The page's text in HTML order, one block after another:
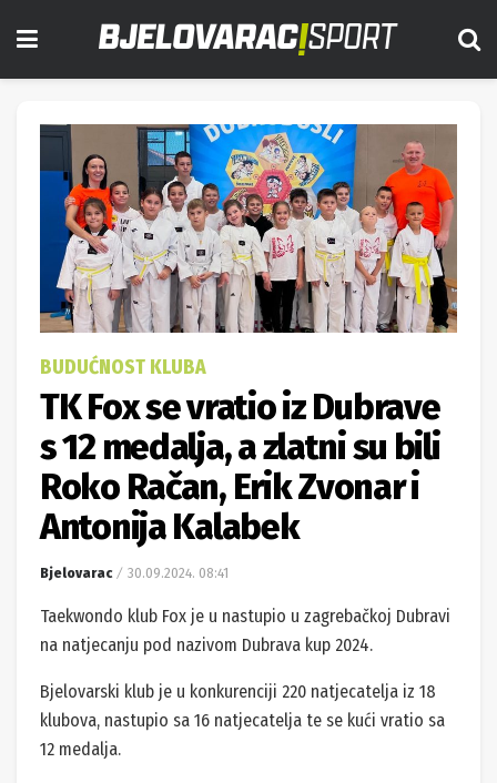
BUDUĆNOST KLUBA
TK Fox se vratio iz Dubrave
s 12 medalja, a zlatni su bili
Roko Račan, Erik Zvonar i
Antonija Kalabek
Bjelovarac 30.09.2024. 08:41
Taekwondo klub Fox je u nastupio u zagrebačkoj Dubravi
na natjecanju pod nazivom Dubrava kup 2024.
Bjelovarski klub je u konkurenciji 220 natjecatelja iz 18
klubova, nastupio sa 16 natjecatelja te se kući vratio sa
12 medalja.